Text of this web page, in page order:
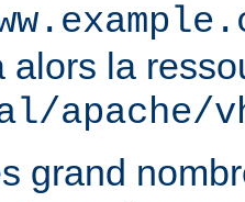
alors la
apache/
grand